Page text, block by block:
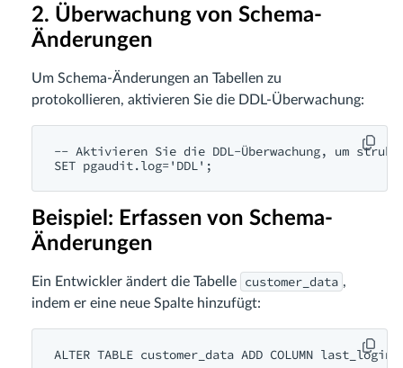
2. Überwachung von Schema-
Änderungen
Um Schema-Änderungen an Tabellen zu
protokollieren, aktivieren Sie die DDL-Überwachung:
-- Aktivieren Sie die DDL-Überwachung, um
SET pgaudit.log='DDL';
Beispiel: Erfassen von Schema-
Änderungen
Ein Entwickler ändert die Tabelle customer_data ,
indem er eine neue Spalte hinzufügt:
ALTER TABLE customer_data ADD COLUMN last_login